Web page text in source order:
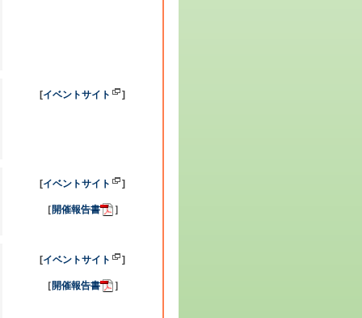
[イベントサイト ]
[イベントサイト ]
［ 開催報告書 ］
[イベントサイト ]
［ 開催報告書 ］